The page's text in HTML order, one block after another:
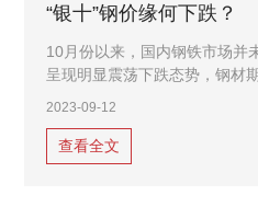
“银十”钢价缘何下跌？
10月份以来，国内钢铁市场并
呈现明显震荡下跌态势，钢材
18.6%；热轧卷板期货收盘价
2023-09-12
查看全文